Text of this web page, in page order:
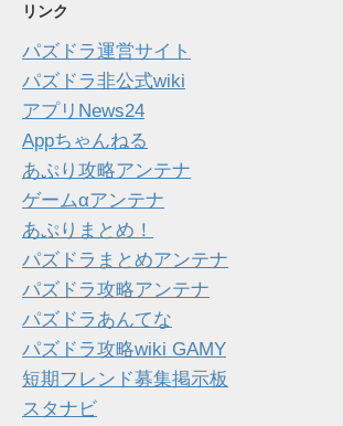
リンク
パズドラ運営サイト
パズドラ非公式wiki
アプリNews24
Appちゃんねる
あぷり攻略アンテナ
ゲームαアンテナ
あぷりまとめ！
パズドラまとめアンテナ
パズドラ攻略アンテナ
パズドラあんてな
パズドラ攻略wiki GAMY
短期フレンド募集掲示板
スタナビ